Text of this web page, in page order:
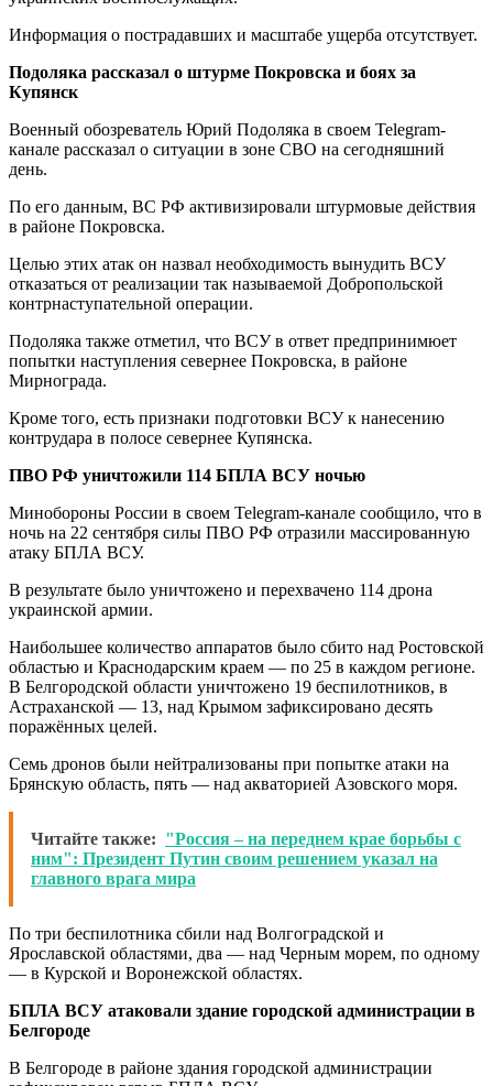
Информация о пострадавших и масштабе ущерба отсутствует.
Подоляка рассказал о штурме Покровска и боях за
Купянск
Военный обозреватель Юрий Подоляка в своем Telegram-
канале рассказал о ситуации в зоне СВО на сегодняшний
день.
По его данным, ВС РФ активизировали штурмовые действия
в районе Покровска.
Целью этих атак он назвал необходимость вынудить ВСУ
отказаться от реализации так называемой Добропольской
контрнаступательной операции.
Подоляка также отметил, что ВСУ в ответ предпринимюет
попытки наступления севернее Покровска, в районе
Мирнограда.
Кроме того, есть признаки подготовки ВСУ к нанесению
контрудара в полосе севернее Купянска.
ПВО РФ уничтожили 114 БПЛА ВСУ ночью
Минобороны России в своем Telegram-канале сообщило, что в
ночь на 22 сентября силы ПВО РФ отразили массированную
атаку БПЛА ВСУ.
В результате было уничтожено и перехвачено 114 дрона
украинской армии.
Наибольшее количество аппаратов было сбито над Ростовской
областью и Краснодарским краем — по 25 в каждом регионе.
В Белгородской области уничтожено 19 беспилотников, в
Астраханской — 13, над Крымом зафиксировано десять
поражённых целей.
Семь дронов были нейтрализованы при попытке атаки на
Брянскую область, пять — над акваторией Азовского моря.
Читайте также: "Россия – на переднем крае борьбы с
ним": Президент Путин своим решением указал на
главного врага мира
По три беспилотника сбили над Волгоградской и
Ярославской областями, два — над Черным морем, по одному
— в Курской и Воронежской областях.
БПЛА ВСУ атаковали здание городской администрации в
Белгороде
В Белгороде в районе здания городской администрации